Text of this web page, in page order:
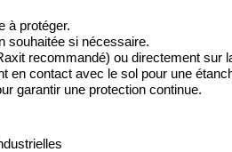
à protéger.
souhaitée si nécessaire.
recommandé) ou directement sur
en contact avec le sol pour une
garantir une protection continue.